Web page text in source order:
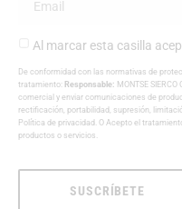
Al marcar esta casilla
De conformidad con las normativas de
tratamiento: Responsable: MONTSE SIERCO
comercial y enviar comunicaciones de
rectificación, portabilidad, supresión,
Política de privacidad . O Acepto el
productos o servicios.
SUSCRÍBETE